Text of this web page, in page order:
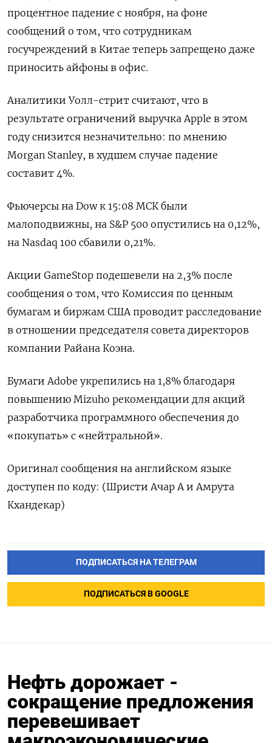
процентное падение с ноября, на фоне
сообщений о том, что сотрудникам
госучреждений в Китае теперь запрещено даже
приносить айфоны в офис.
Аналитики Уолл-стрит считают, что в
результате ограничений выручка Apple в этом
году снизится незначительно: по мнению
Morgan Stanley, в худшем случае падение
составит 4%.
Фьючерсы на Dow к 15:08 МСК были
малоподвижны, на S&P 500 опустились на 0,12%,
на Nasdaq 100 сбавили 0,21%.
Акции GameStop подешевели на 2,3% после
сообщения о том, что Комиссия по ценным
бумагам и биржам США проводит расследование
в отношении председателя совета директоров
компании Райана Коэна.
Бумаги Adobe укрепились на 1,8% благодаря
повышению Mizuho рекомендации для акций
разработчика программного обеспечения до
«покупать» с «нейтральной».
Оригинал сообщения на английском языке
доступен по коду: (Шристи Ачар А и Амрута
Кхандекар)
ПОДПИСАТЬСЯ НА ТЕЛЕГРАМ
ПОДПИСАТЬСЯ В GOOGLE
Нефть дорожает -
сокращение предложения
перевешивает